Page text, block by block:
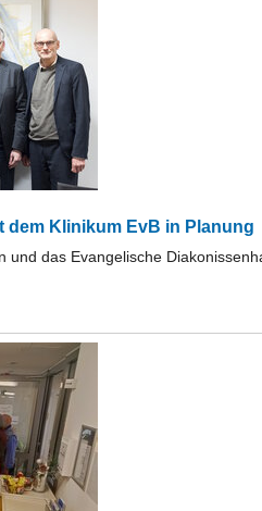
dem Klinikum EvB in Planung
und das Evangelische